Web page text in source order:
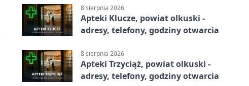
8 sierpnia 2026
Apteki Klucze, powiat olkuski -
adresy, telefony, godziny otwarcia
8 sierpnia 2026
Apteki Trzyciąż, powiat olkuski -
adresy, telefony, godziny otwarcia